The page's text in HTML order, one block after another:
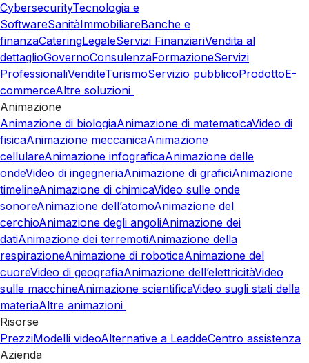
CybersecurityTecnologia e
SoftwareSanitàImmobiliareBanche e
finanzaCateringLegaleServizi FinanziariVendita al
dettaglioGovernoConsulenzaFormazioneServizi
ProfessionaliVenditeTurismoServizio pubblicoProdottoE-
commerceAltre soluzioni
Animazione
Animazione di biologiaAnimazione di matematicaVideo di
fisicaAnimazione meccanicaAnimazione
cellulareAnimazione infograficaAnimazione delle
ondeVideo di ingegneriaAnimazione di graficiAnimazione
timelineAnimazione di chimicaVideo sulle onde
sonoreAnimazione dell’atomoAnimazione del
cerchioAnimazione degli angoliAnimazione dei
datiAnimazione dei terremotiAnimazione della
respirazioneAnimazione di roboticaAnimazione del
cuoreVideo di geografiaAnimazione dell’elettricitàVideo
sulle macchineAnimazione scientificaVideo sugli stati della
materiaAltre animazioni
Risorse
PrezziModelli videoAlternative a LeaddeCentro assistenza
Azienda